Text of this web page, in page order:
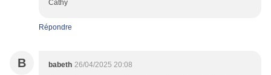
Cathy
Répondre
B babeth 26/04/2025 20:08